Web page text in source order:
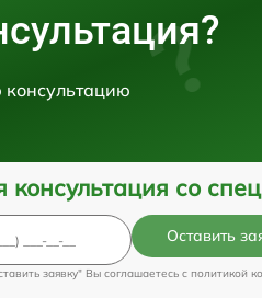
консультация со
Оставить
заявку" Вы соглашаетесь c политикой